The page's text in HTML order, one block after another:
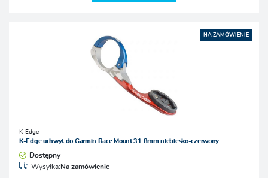
NA ZAMÓWIENIE
K-Edge
K-Edge uchwyt do Garmin Race Mount 31.8mm niebiesko-czerwony
Dostępny
Wysyłka: Na zamówienie